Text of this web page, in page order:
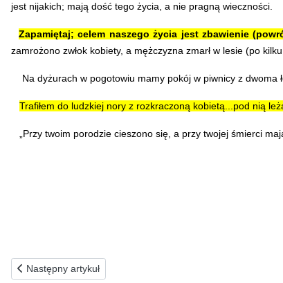
jest nijakich; mają dość tego życia, a nie pragną wieczności.
Zapamiętaj; celem naszego życia jest zbawienie
zamrożono zwłok kobiety, a mężczyzna zmarł w lesie (po
Na dyżurach w pogotowiu mamy pokój w piwnicy z dwoma
Trafiłem do ludzkiej nory z rozkraczoną kobietą...pod nią
„Przy twoim porodzie cieszono się, a przy twojej śmierci
Poprzednia strona: 19.12.1989(w) Jako zawołany chciałem
Następny artykuł